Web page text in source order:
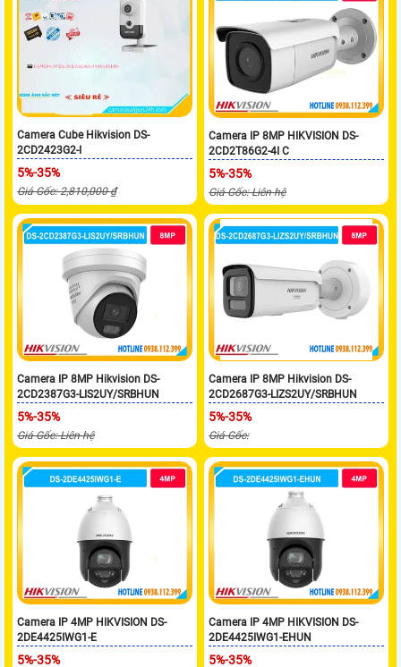
Camera Cube Hikvision DS-
2CD2423G2-I
5%-35%
Giá Gốc: 2,810,000 ₫
Camera IP 8MP HIKVISION DS-
2CD2T86G2-4I C
5%-35%
Giá Gốc: Liên hệ
Camera IP 8MP Hikvision DS-
2CD2387G3-LIS2UY/SRBHUN
5%-35%
Giá Gốc: Liên hệ
Camera IP 8MP Hikvision DS-
2CD2687G3-LIZS2UY/SRBHUN
5%-35%
Giá Gốc:
Camera IP 4MP HIKVISION DS-
2DE4425IWG1-E
5%-35%
Camera IP 4MP HIKVISION DS-
2DE4425IWG1-EHUN
5%-35%